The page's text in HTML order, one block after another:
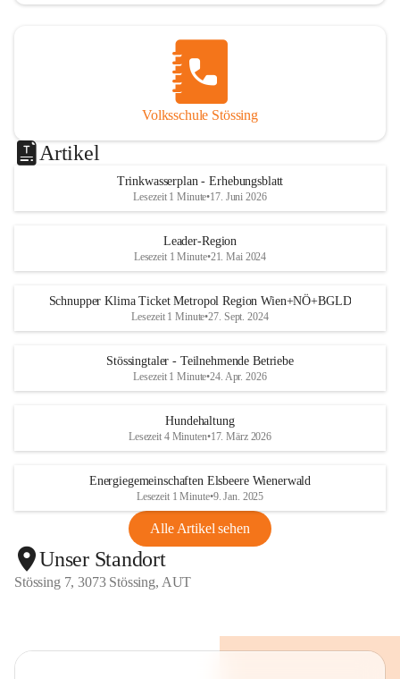
Volksschule Stössing
Artikel
Trinkwasserplan - Erhebungsblatt
Lesezeit 1 Minute•17. Juni 2026
Leader-Region
Lesezeit 1 Minute•21. Mai 2024
Schnupper Klima Ticket Metropol Region Wien+NÖ+BGLD
Lesezeit 1 Minute•27. Sept. 2024
Stössingtaler - Teilnehmende Betriebe
Lesezeit 1 Minute•24. Apr. 2026
Hundehaltung
Lesezeit 4 Minuten•17. März 2026
Energiegemeinschaften Elsbeere Wienerwald
Lesezeit 1 Minute•9. Jan. 2025
Alle Artikel sehen
Unser Standort
Stössing 7, 3073 Stössing, AUT